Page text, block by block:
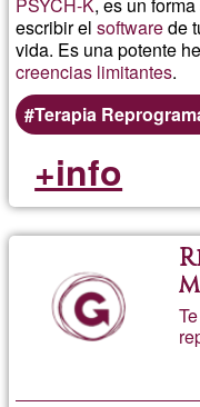
escribir elsoftwarede
vida. Es una potente
creencias limitantes.
Terapia
+info